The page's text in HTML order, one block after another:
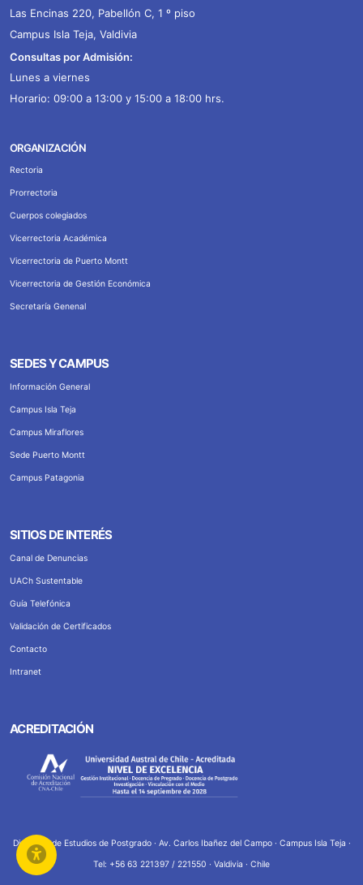
Las Encinas 220, Pabellón C, 1 º piso
Campus Isla Teja, Valdivia
Consultas por Admisión:
Lunes a viernes
Horario: 09:00 a 13:00 y 15:00 a 18:00 hrs.
ORGANIZACIÓN
Rectoria
Prorrectoria
Cuerpos colegiados
Vicerrectoria Académica
Vicerrectoria de Puerto Montt
Vicerrectoria de Gestión Económica
Secretaría Genenal
SEDES Y CAMPUS
Información General
Campus Isla Teja
Campus Miraflores
Sede Puerto Montt
Campus Patagonia
SITIOS DE INTERÉS
Canal de Denuncias
UACh Sustentable
Guía Telefónica
Validación de Certificados
Contacto
Intranet
ACREDITACIÓN
Dirección de Estudios de Postgrado · Av. Carlos Ibañez del Campo · Campus Isla Teja ·
Tel: +56 63 221397 / 221550 · Valdivia · Chile